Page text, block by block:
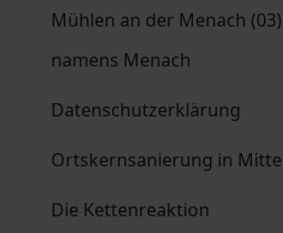
Mühlen an der Menach
namens Menach
Datenschutzerklärung
Ortskernsanierung in
Die Kettenreaktion